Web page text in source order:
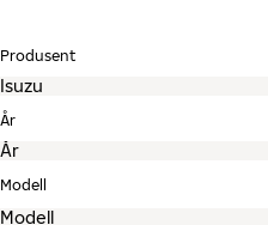
Produsent
År
Modell